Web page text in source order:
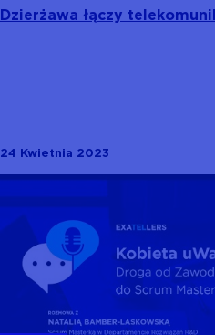
Dzierżawa łączy
24 Kwietnia 2023